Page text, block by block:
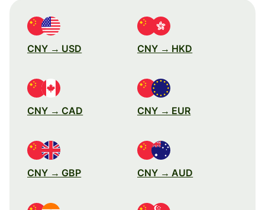
CNY → USD CNY → HKD
CNY → CAD CNY → EUR
CNY → GBP CNY → AUD